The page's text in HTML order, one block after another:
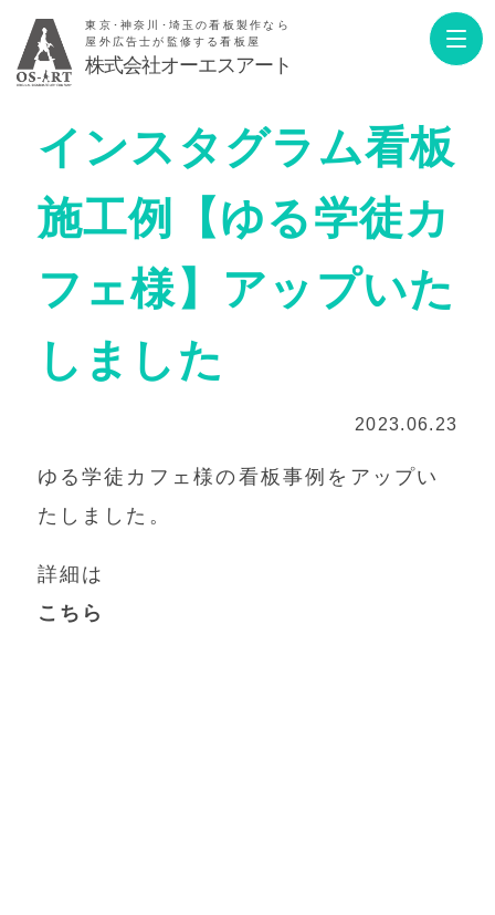
東京･神奈川･埼玉の看板製作なら
屋外広告士が監修する看板屋
株式会社オーエスアート
インスタグラム看板
施工例【ゆる学徒カ
フェ様】アップいた
しました
2023.06.23
ゆる学徒カフェ様の看板事例をアップい
たしました。
詳細は
こちら